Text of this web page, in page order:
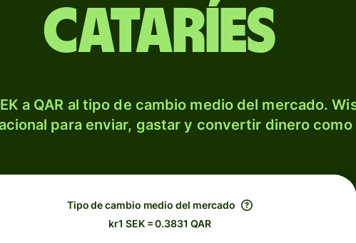
cataríes
a QAR al tipo de cambio medio del mercado.
para enviar, gastar y convertir dinero como
Tipo de cambio medio del mercado
kr1 SEK = 0.3831 QAR